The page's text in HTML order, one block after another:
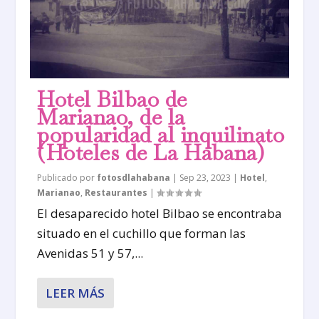
Hotel Bilbao de
Marianao, de la
popularidad al inquilinato
(Hoteles de La Habana)
Publicado por fotosdlahabana | Sep 23, 2023 | Hotel,
Marianao, Restaurantes |
El desaparecido hotel Bilbao se encontraba
situado en el cuchillo que forman las
Avenidas 51 y 57,...
LEER MÁS